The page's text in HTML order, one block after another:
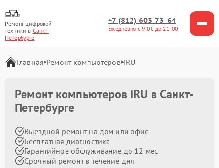
Ремонт цифровой
техники в Санкт-
Петербурге
+7 (812) 603-73-64
Ежедневно с 9:00 до 21:00
Главная Ремонт компьютеров iRU
Ремонт компьютеров iRU в Санкт-
Петербурге
Выездной ремонт на дом или офис
Бесплатная диагностика
Гарантийное обслуживание до 12 мес
Срочный ремонт в течение дня